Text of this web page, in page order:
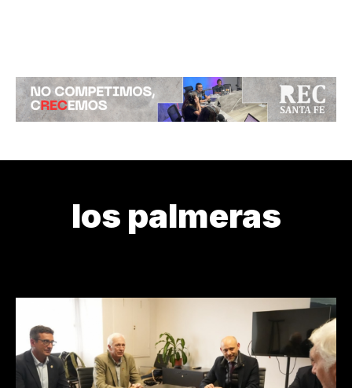
los palmeras